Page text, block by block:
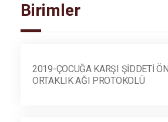
Birimler
2019-ÇOCUĞA KARŞI ŞIDDETI
ORTAKLIK AĞI PROTOKOLÜ